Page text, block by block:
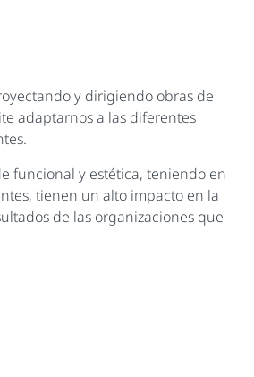
y dirigiendo obras de
adaptarnos a las diferentes
funcional y estética, teniendo en
tienen un alto impacto en la
de las organizaciones que